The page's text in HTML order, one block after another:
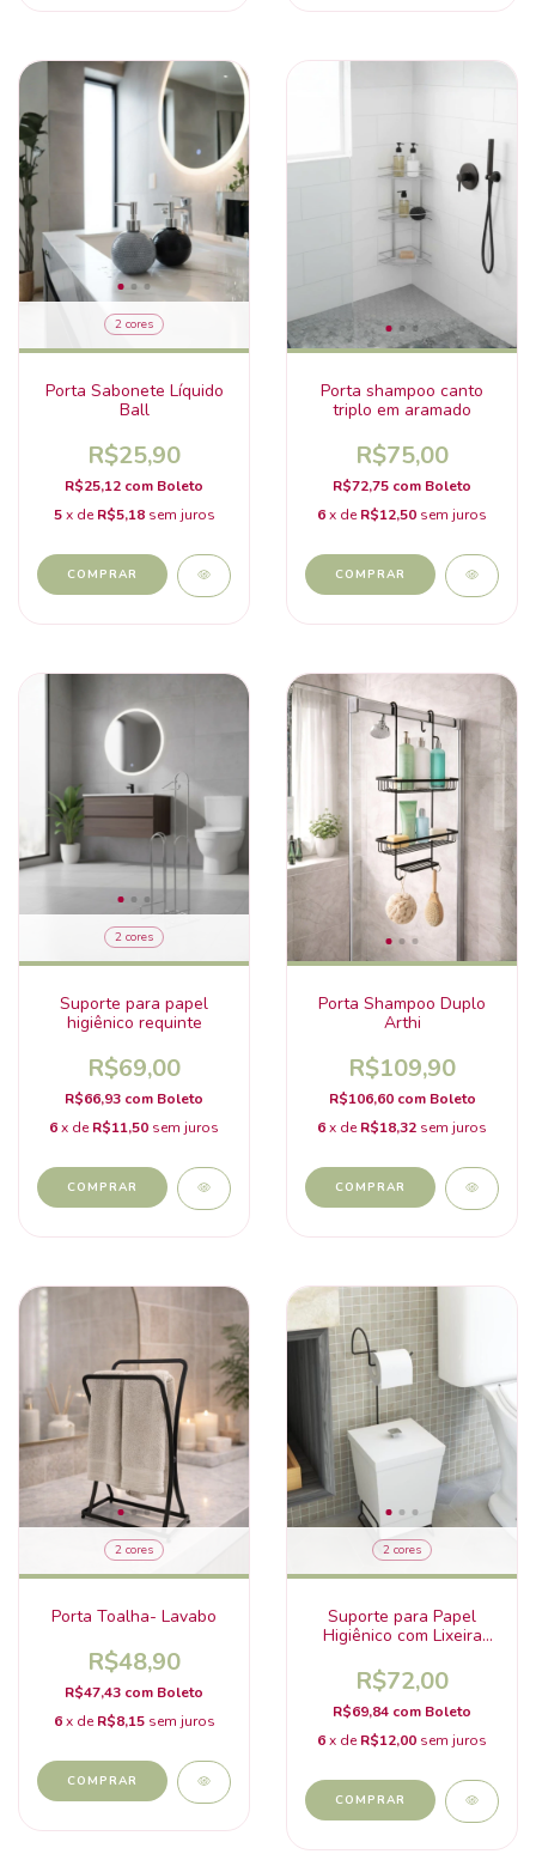
2 cores
Porta Sabonete Líquido
Ball
R$25,90
R$25,12 com Boleto
5 x deR$5,18 sem juros
COMPRAR
Porta shampoo canto
triplo em aramado
R$75,00
R$72,75 com Boleto
6x deR$12,50 sem juros
2 cores
Suporte para papel
higiênico requinte
R$69,00
R$66,93 com Boleto
6x deR$11,50 sem juros
COMPRAR
Porta Shampoo Duplo
Arthi
R$109,90
R$106,60 com Boleto
6x deR$18,32 sem juros
COMPRAR
2 cores
Porta Toalha- Lavabo
R$48,90
R$47,43 com Boleto
6 x deR$8,15 sem juros
COMPRAR
2 cores
Suporte para Papel
Higiênico com Lixeira
R$72,00
R$69,84 com Boleto
6x deR$12,00 sem juros
COMPRAR